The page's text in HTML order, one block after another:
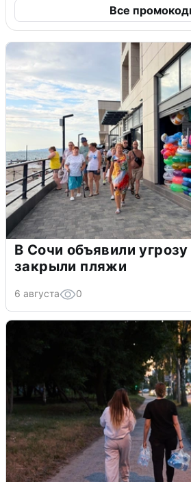
Все
В Сочи объявили
закрыли пляжи
6 августа 0